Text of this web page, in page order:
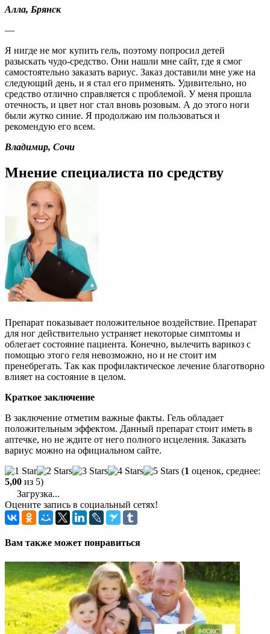
Алла, Брянск
—
Я нигде не мог купить гель, поэтому попросил детей
разыскать чудо-средство. Они нашли мне сайт, где я смог
самостоятельно заказать вариус. Заказ доставили мне уже на
следующий день, и я стал его применять. Удивительно, но
средство отлично справляется с проблемой. У меня прошла
отечность, и цвет ног стал вновь розовым. А до этого ноги
были жутко синие. Я продолжаю им пользоваться и
рекомендую его всем.
Владимир, Сочи
Мнение специалиста по средству
Препарат показывает положительное воздействие. Препарат
для ног действительно устраняет некоторые симптомы и
облегает состояние пациента. Конечно, вылечить варикоз с
помощью этого геля невозможно, но и не стоит им
пренебрегать. Так как профилактическое лечение благотворно
влияет на состояние в целом.
Краткое заключение
В заключение отметим важные факты. Гель обладает
положительным эффектом. Данный препарат стоит иметь в
аптечке, но не ждите от него полного исцеления. Заказать
вариус можно на официальном сайте.
(1 оценок, среднее:
5,00 из 5)
Загрузка...
Оцените запись в социальный сетях!
Вам также может понравиться